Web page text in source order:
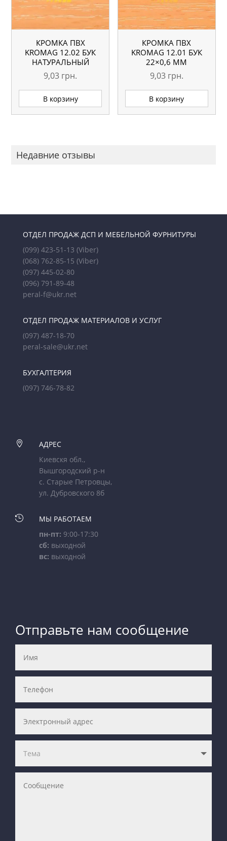
КРОМКА ПВХ
KROMAG 12.02 БУК
НАТУРАЛЬНЫЙ
22×0,6 ММ
9,03 грн.
В корзину
КРОМКА ПВХ
KROMAG 12.01 БУК
22×0,6 ММ
9,03 грн.
В корзину
Недавние отзывы
ОТДЕЛ ПРОДАЖ ДСП И МЕБЕЛЬНОЙ ФУРНИТУРЫ
(099) 423-51-13 (Viber)
(068) 762-85-15 (Viber)
(097) 445-02-80
(096) 791-89-48
peral-f@ukr.net
ОТДЕЛ ПРОДАЖ МАТЕРИАЛОВ И УСЛУГ
(097) 487-18-70
peral-sale@ukr.net
БУХГАЛТЕРИЯ
(097) 746-78-82

АДРЕС
Киевскя обл.,
Вышгородский р-н
с. Старые Петровцы,
ул. Дубровского 8б

МЫ РАБОТАЕМ
пн-пт: 9:00-17:30
сб: выходной
вс: выходной
Отправьте нам сообщение